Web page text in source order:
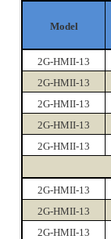
Model
2G-HMII-13
2G-HMII-13
2G-HMII-13
2G-HMII-13
2G-HMII-13
2G-HMII-13
2G-HMII-13
2G-HMII-13